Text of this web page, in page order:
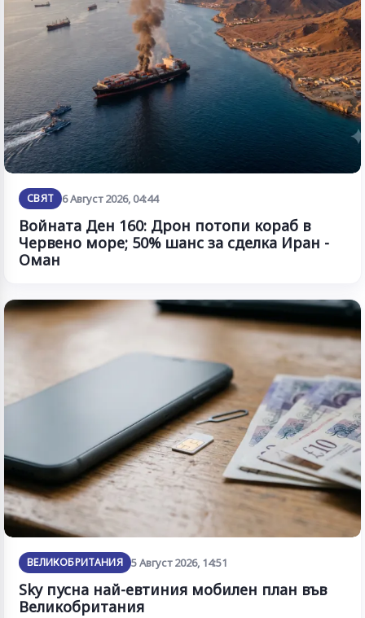
СВЯТ 6 Август 2026, 04:44
Войната Ден 160: Дрон потопи кораб в
Червено море; 50% шанс за сделка Иран -
Оман
ВЕЛИКОБРИТАНИЯ 5 Август 2026, 14:51
Sky пусна най-евтиния мобилен план във
Великобритания